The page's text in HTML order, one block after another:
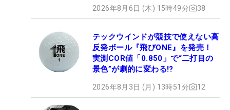
2026年8月6日 (木) 15時49分 38
テックウインドが競技で使えない高
反発ボール『飛びONE』を発売！
実測COR値「0.850」で“二打目の
景色”が劇的に変わる!?
2026年8月3日 (月) 13時51分 12